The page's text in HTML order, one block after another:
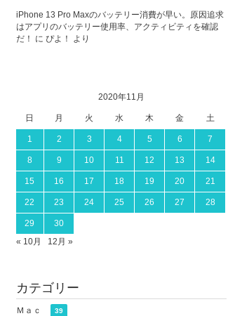
iPhone 13 Pro Maxのバッテリー消費が早い。原因追求
はアプリのバッテリー使用率、アクティビティを確認
だ！
に ぴよ！ より
2020年11月
日 月 火 水 木 金 土
1 2 3 4 5 6 7
8 9 10 11 12 13 14
15 16 17 18 19 20 21
22 23 24 25 26 27 28
29
30
« 10月
12月 »
カテゴリー
Ｍａｃ 39